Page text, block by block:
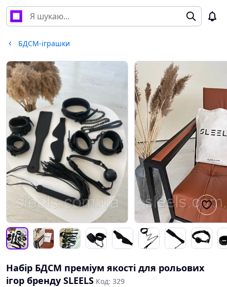
БДСМ-іграшки
Набір БДСМ преміум якості для рольових
ігор бренду SLEELS Код: 329